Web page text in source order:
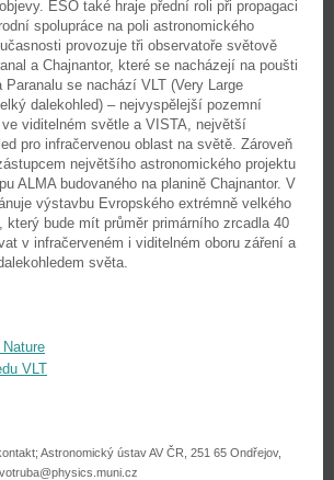
ESO také hraje přední roli při propagaci
spolupráce na poli astronomického
provozuje tři observatoře světově
a Chajnantor, které se nacházejí na poušti
se nachází VLT (Very Large
dalekohled) – nejvyspělejší pozemní
viditelném světle a VISTA, největší
pro infračervenou oblast na světě. Zároveň
největšího astronomického projektu
ALMA budovaného na planině Chajnantor. V
výstavbu Evropského extrémně velkého
který bude mít průměr primárního zrcadla 40
v infračerveném i viditelném oboru záření a
světa.
VLT
Astronomický ústav AV ČR, 251 65 Ondřejov,
votruba@physics.muni.cz